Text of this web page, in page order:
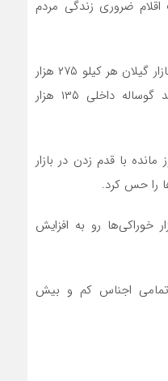
اقلام ضروری زندگی مردم
قیمت گوشت گوسفند( گردن)در بازار گیلان هر کیلو ۲۷۵ هزار
تومان محاسبه و گوشت منجمد گوساله داخلی ۱۳۵ هزار
مانده با قدم زدن در بازار
را حس کرد.
خوراکی‌ها رو به افزایش
تمامی اجناس کم و بیش